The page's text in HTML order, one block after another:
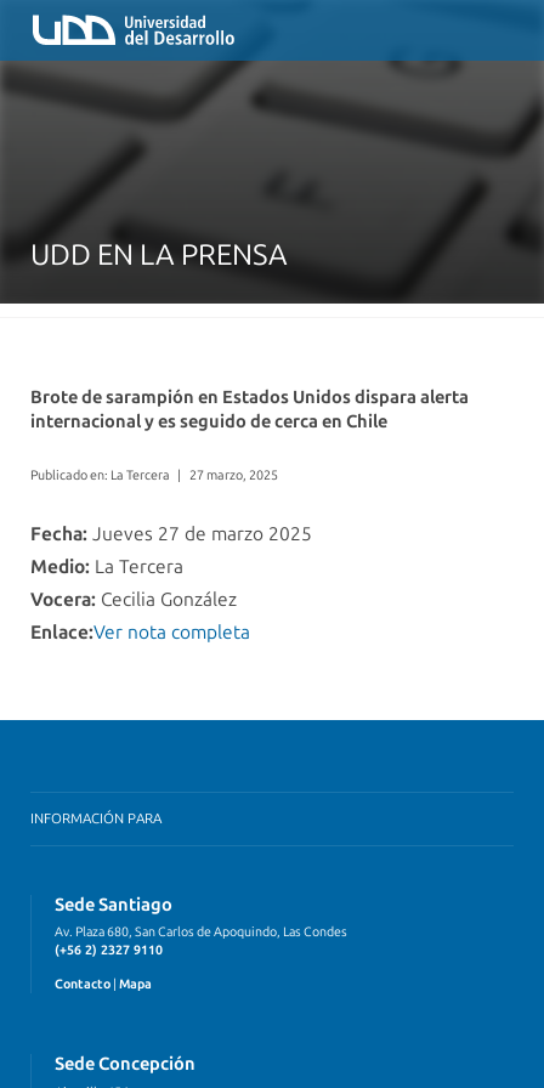
UDD EN LA PRENSA
Brote de sarampión en Estados Unidos dispara alerta
internacional y es seguido de cerca en Chile
Publicado en: La Tercera | 27 marzo, 2025
Fecha: Jueves 27 de marzo 2025
Medio: La Tercera
Vocera: Cecilia González
Enlace:Ver nota completa
INFORMACIÓN PARA
Sede Santiago
Av. Plaza 680, San Carlos de Apoquindo, Las Condes
(+56 2) 2327 9110
Contacto Mapa
Sede Concepción